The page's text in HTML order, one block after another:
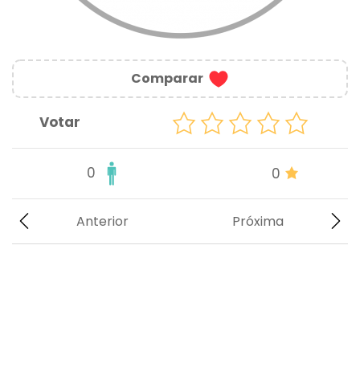
Comparar
Votar
0 0
Próxima
Anterior